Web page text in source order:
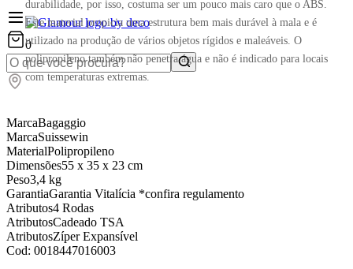
0
durabilidade, por isso, costuma ser um pouco mais caro que o ABS.
Este material propicia uma estrutura bem mais durável à mala e é
utilizado na produção de vários objetos rígidos e maleáveis. O
polipropileno também não penetra água e não é indicado para locais
com temperaturas extremas.
MarcaBagaggio
MarcaSuissewin
MaterialPolipropileno
Dimensões55 x 35 x 23 cm
Peso3,4 kg
GarantiaGarantia Vitalícia *confira regulamento
Atributos4 Rodas
AtributosCadeado TSA
AtributosZíper Expansível
Cod: 0018447016003